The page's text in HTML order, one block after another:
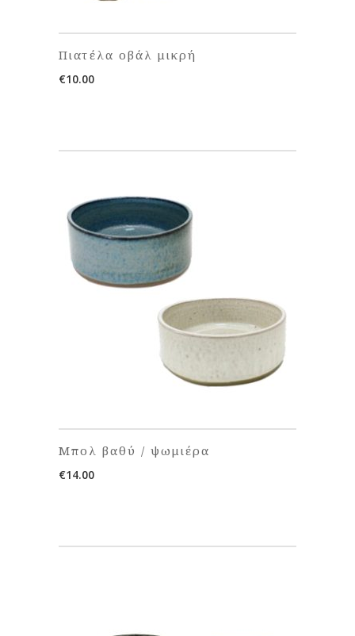
Πιατέλα οβάλ μικρή
€10.00
Μπολ βαθύ / ψωμιέρα
€14.00